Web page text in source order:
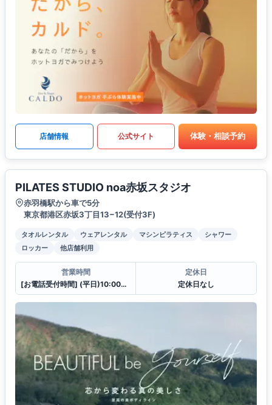
店舗情報 公式サイト 体験・相談予約
PILATES STUDIO noa赤坂スタジオ
赤羽橋駅から車で5分
東京都港区赤坂3丁目13−12(受付3F)
タオルレンタル ウェアレンタル マシンピラティス
シャワー
ロッカー
他店舗利用
営業時間
[お電話受付時間] (平日)10:00〜23:00 (土・日)10:00〜21:00
定休日
定休日なし